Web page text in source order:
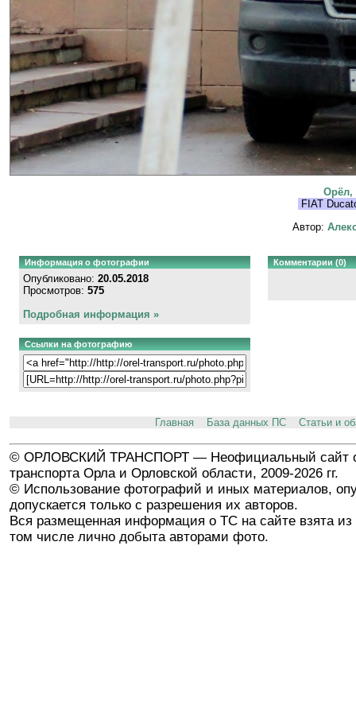
Орёл,
FIAT
Автор:
Информация о фотографии
Опубликовано: 20.05.2018
Просмотров: 575
Подробная информация »
Ссылки на фотографию
Комментарии (0)
Главная База данных ПС Статьи и
© ОРЛОВСКИЙ ТРАНСПОРТ — Неофициальный сайт
транспорта Орла и Орловской области, 2009-2026 гг.
© Использование фотографий и иных материалов,
допускается только с разрешения их авторов.
Вся размещенная информация о ТС на сайте взята из
том числе лично добыта авторами фото.